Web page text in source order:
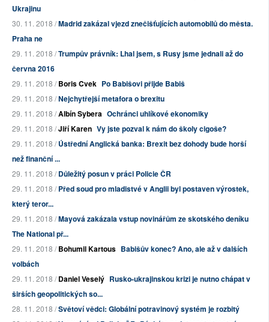
Ukrajinu
30. 11. 2018 /Madrid zakázal vjezd znečišťujících automobilů do města.
Praha ne
29. 11. 2018 /Trumpův právník: Lhal jsem, s Rusy jsme jednali až do
června 2016
29. 11. 2018 /Boris Cvek Po Babišovi přijde Babiš
29. 11. 2018 /Nejchytřejší metafora o brexitu
29. 11. 2018 /Albín Sybera Ochránci uhlíkové ekonomiky
29. 11. 2018 /Jiří Karen Vy jste pozval k nám do školy cigoše?
29. 11. 2018 /Ústřední Anglická banka: Brexit bez dohody bude horší
než finanční ...
29. 11. 2018 /Důležitý posun v práci Policie ČR
29. 11. 2018 /Před soud pro mladistvé v Anglii byl postaven výrostek,
který teror...
29. 11. 2018 /Mayová zakázala vstup novinářům ze skotského deníku
The National př...
29. 11. 2018 /Bohumil Kartous Babišův konec? Ano, ale až v dalších
volbách
29. 11. 2018 /Daniel Veselý Rusko-ukrajinskou krizi je nutno chápat v
širších geopolitických so...
28. 11. 2018 /Světoví vědci: Globální potravinový systém je rozbitý